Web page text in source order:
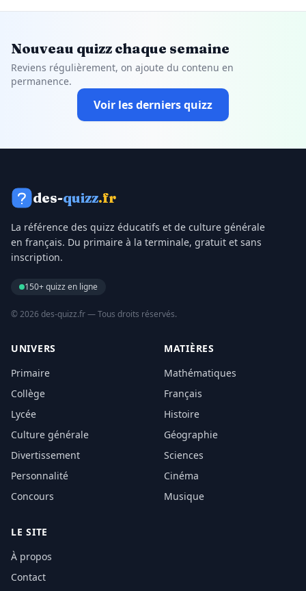
Nouveau quizz chaque semaine
Reviens régulièrement, on ajoute du contenu en
permanence.
Voir les derniers quizz
des-quizz.fr
La référence des quizz éducatifs et de culture générale
en français. Du primaire à la terminale, gratuit et sans
inscription.
150+ quizz en ligne
© 2026 des-quizz.fr — Tous droits réservés.
UNIVERS
Primaire
Collège
Lycée
Culture générale
Divertissement
Personnalité
Concours
MATIÈRES
Mathématiques
Français
Histoire
Géographie
Sciences
Cinéma
Musique
LE SITE
À propos
Contact